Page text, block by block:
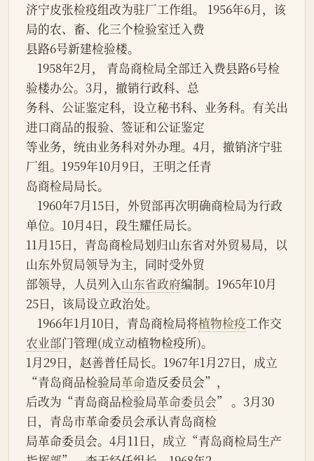
济宁皮张检疫组改为驻厂工作组。 1956年6月，该
局的农、畜、化三个检验室迁入费
县路6号新建检验楼。
验楼办公。3月，撤销行政科、总
务科、公证鉴定科，设立秘书科、业务科。有关出
进口商品的报验、签证和公证鉴定
等业务，统由业务科对外办理。4月，撤销济宁驻
厂组。1959年10月9日，王明之任青
岛商检局局长。
单位。10月4日，段生耀任局长。
11月15日，青岛商检局划归山东省对外贸易局，以
山东外贸局领导为主，同时受外贸
部领导，人员列入山东省政府编制。1965年10月
25日，该局设立政治处。
    1966年1月10日，青岛商检局将
植物检疫工作交
农业部门管理(成立动植物检疫所)。
1月29日，赵善普任局长。1967年1月27日，成立
“青岛商品检验局革命造反委员会”，
后改为“青岛商品检验局革命委员会” 。3月30
日，青岛市革命委员会承认青岛商检
局革命委员会。4月11日，成立“青岛商检局生产